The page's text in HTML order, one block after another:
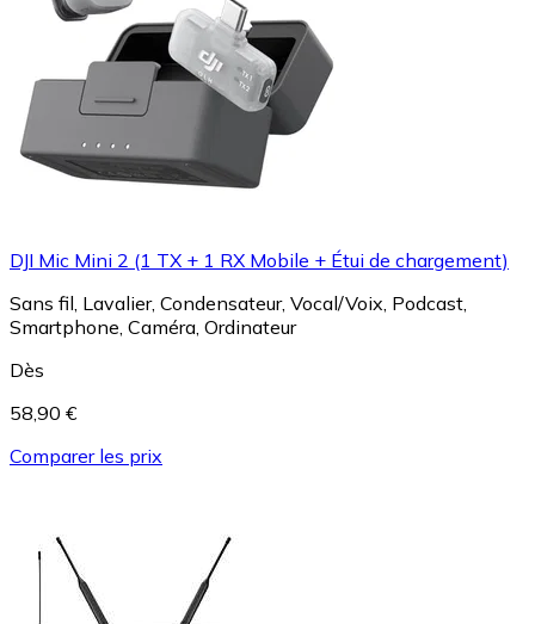
DJI Mic Mini 2 (1 TX + 1 RX Mobile + Étui de chargement)
Sans fil, Lavalier, Condensateur, Vocal/Voix, Podcast,
Smartphone, Caméra, Ordinateur
Dès
58,90 €
Comparer les prix